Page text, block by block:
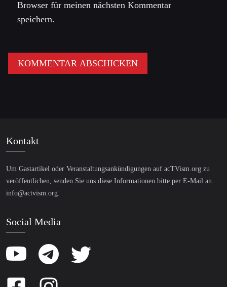
Browser für meinen nächsten Kommentar
speichern.
Kontakt
Um Gastartikel oder Veranstaltungsankündigungen auf acTVism.org zu
veröffentlichen, senden Sie uns diese Informationen bitte per E-Mail an
info@actvism.org.
Social Media